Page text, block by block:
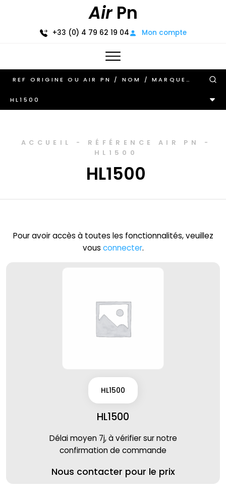
AirPn
+33 (0) 4 79 62 19 04 Mon compte
HL1500
ACCUEIL - RÉFÉRENCE AIR PN
-
HL1500
HL1500
Pour avoir accès à toutes les fonctionnalités, veuillez
vous connecter.
HL1500
HL1500
Délai moyen 7j, à vérifier sur notre
confirmation de commande
Nous contacter pour le prix